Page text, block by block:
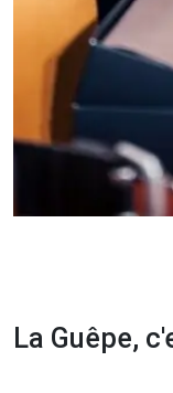
La Guêpe,